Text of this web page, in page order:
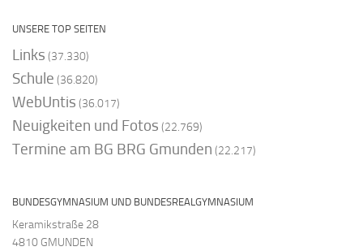
UNSERE TOP SEITEN
Links (37.330)
Schule (36.820)
WebUntis (36.017)
Neuigkeiten und Fotos (22.769)
Termine am BG BRG Gmunden (22.217)
BUNDESGYMNASIUM UND BUNDESREALGYMNASIUM
Keramikstraße 28
4810 GMUNDEN